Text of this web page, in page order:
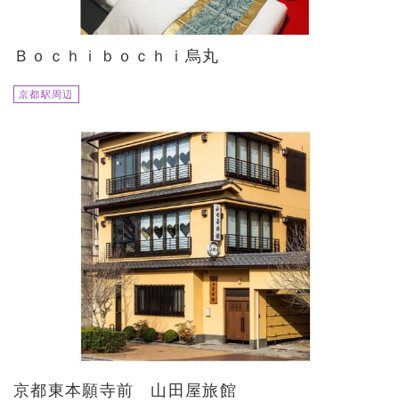
Ｂｏｃｈｉｂｏｃｈｉ烏丸
京都駅周辺
京都東本願寺前 山田屋旅館